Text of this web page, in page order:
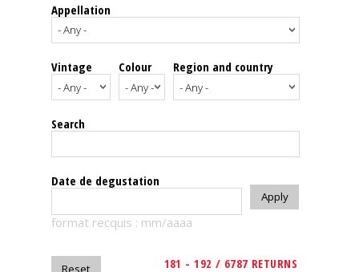
Our
events
Spirits
Tasting
reviews
The
magazine
Appellation
Vintage Colour Region and country
Search
Date de degustation
format recquis : mm/aaaa
181 - 192 / 6787 RETURNS